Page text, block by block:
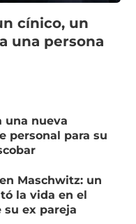
cínico, un
una persona
una nueva
personal para su
Maschwitz: un
la vida en el
ex pareja